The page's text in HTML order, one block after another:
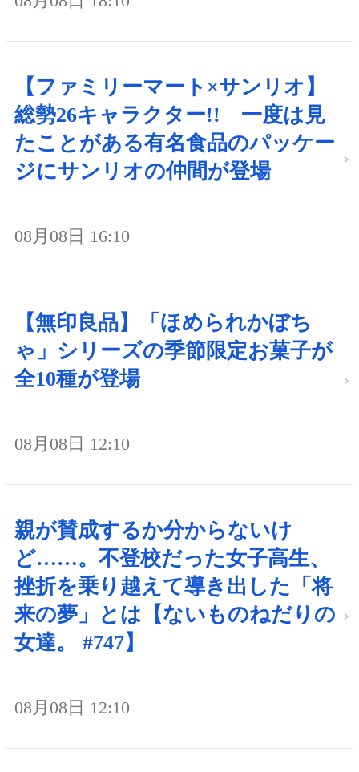
【ファミリーマート×サンリオ】
総勢26キャラクター!! 一度は見
たことがある有名食品のパッケー
ジにサンリオの仲間が登場
08月08日 16:10
【無印良品】「ほめられかぼち
ゃ」シリーズの季節限定お菓子が
全10種が登場
08月08日 12:10
親が賛成するか分からないけ
ど……。不登校だった女子高生、
挫折を乗り越えて導き出した「将
来の夢」とは【ないものねだりの
女達。 #747】
08月08日 12:10